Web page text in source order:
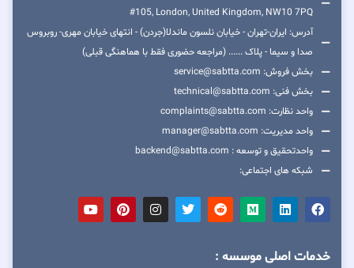
#105, London, United Kingdom, NW10 7PQ
آدرس: ایران-تهران - خیابان نلسون ماندلا(جردن) - انتهای خیابان مهری- روبروس
صدا و سیما - پلاک ...... (مراجعه حضوری فقط با هماهنگی قبلی)
بخش فروش: service@sabtta.com
بخش فنی: technical@sabtta.com
واحد نظارت: complaints@sabtta.com
واحد مدیریت: manager@sabtta.com
واحدتحقیق و توسعه : backend@sabtta.com
شبکه های اجتماعی:
خدمات اصلی موسسه :